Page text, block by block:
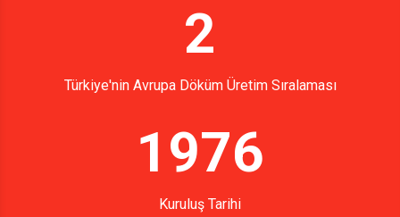
2
Türkiye'nin Avrupa Döküm Üretim Sıralaması
1976
Kuruluş Tarihi